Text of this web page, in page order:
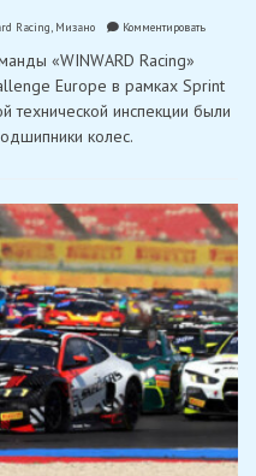
Racing, Мизано Комментироватьon
может
быть
наказана
результат
в
Мизано
под
угрозой
«WINWARD Racing»
Europe в рамках Sprint
технической инспекции были
колес.